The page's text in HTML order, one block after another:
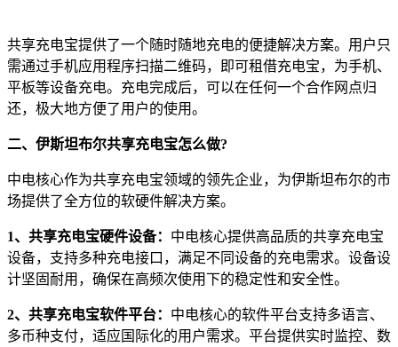
共享充电宝提供了一个随时随地充电的便捷解决方案。用户只
需通过手机应用程序扫描二维码，即可租借充电宝，为手机、
平板等设备充电。充电完成后，可以在任何一个合作网点归
还，极大地方便了用户的使用。
二、伊斯坦布尔共享充电宝怎么做?
中电核心作为共享充电宝领域的领先企业，为伊斯坦布尔的市
场提供了全方位的软硬件解决方案。
1、共享充电宝硬件设备： 中电核心提供高品质的共享充电宝
设备，支持多种充电接口，满足不同设备的充电需求。设备设
计坚固耐用，确保在高频次使用下的稳定性和安全性。
2、共享充电宝软件平台： 中电核心的软件平台支持多语言、
多币种支付，适应国际化的用户需求。平台提供实时监控、数